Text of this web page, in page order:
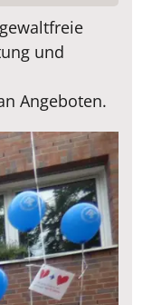
und
Angeboten.